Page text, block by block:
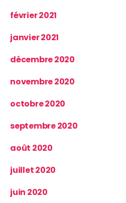
février 2021
janvier 2021
décembre 2020
novembre 2020
octobre 2020
septembre 2020
août 2020
juillet 2020
juin 2020